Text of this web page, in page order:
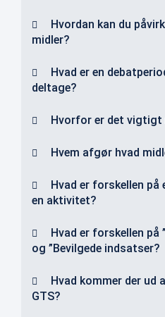
Hvordan kan du
midler?
Hvad er en
deltage?
Hvorfor er det vigtigt
Hvem afgør hvad
Hvad er forskellen
en aktivitet?
Hvad er forskellen
og ”Bevilgede indsatser?
Hvad kommer der
GTS?